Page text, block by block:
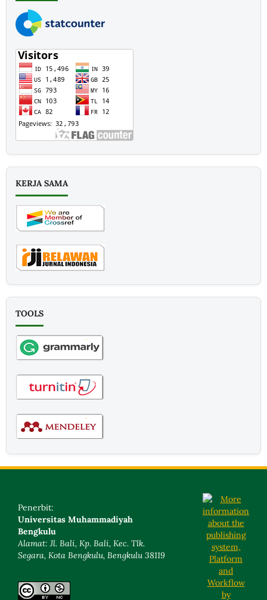
KERJA SAMA
TOOLS
Penerbit:
Universitas Muhammadiyah
Bengkulu
Alamat: Jl. Bali, Kp. Bali, Kec. Tlk.
Segara, Kota Bengkulu, Bengkulu 38119